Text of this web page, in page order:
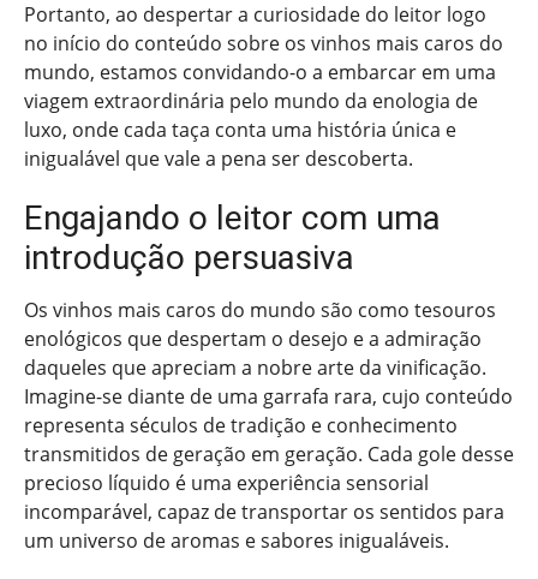
Portanto, ao despertar a curiosidade do leitor logo
no início do conteúdo sobre os vinhos mais caros do
mundo, estamos convidando-o a embarcar em uma
viagem extraordinária pelo mundo da enologia de
luxo, onde cada taça conta uma história única e
inigualável que vale a pena ser descoberta.
Engajando o leitor com uma
introdução persuasiva
Os vinhos mais caros do mundo são como tesouros
enológicos que despertam o desejo e a admiração
daqueles que apreciam a nobre arte da vinificação.
Imagine-se diante de uma garrafa rara, cujo conteúdo
representa séculos de tradição e conhecimento
transmitidos de geração em geração. Cada gole desse
precioso líquido é uma experiência sensorial
incomparável, capaz de transportar os sentidos para
um universo de aromas e sabores inigualáveis.